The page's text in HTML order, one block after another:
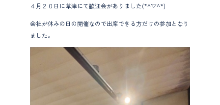
４月２０日に草津にて歓迎会がありました(*^▽^*)
会社が休みの日の開催なので出席できる方だけの参加となり
ました。